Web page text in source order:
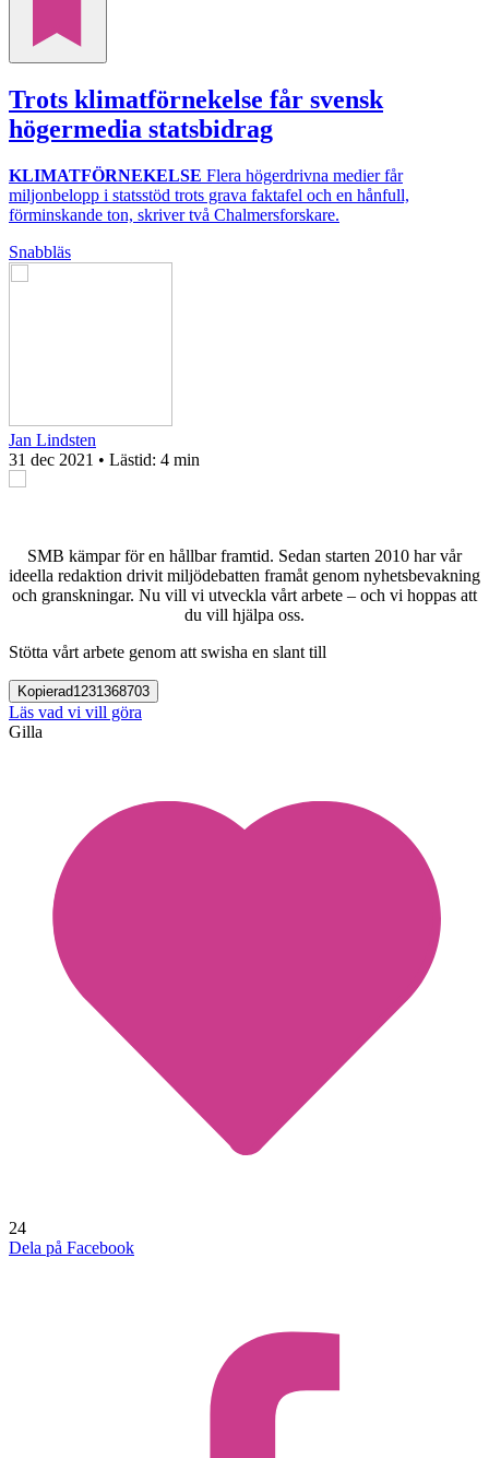
Trots klimatförnekelse får svensk
högermedia statsbidrag
KLIMATFÖRNEKELSE Flera högerdrivna medier får
miljonbelopp i statsstöd trots grava faktafel och en hånfull,
förminskande ton, skriver två Chalmersforskare.
Snabbläs
Jan Lindsten
31 dec 2021 • Lästid: 4 min
SMB kämpar för en hållbar framtid. Sedan starten 2010 har vår
ideella redaktion drivit miljödebatten framåt genom nyhetsbevakning
och granskningar. Nu vill vi utveckla vårt arbete – och vi hoppas att
du vill hjälpa oss.
Stötta vårt arbete genom att swisha en slant till
Kopierad1231368703
Läs vad vi vill göra
Gilla
24
Dela på Facebook